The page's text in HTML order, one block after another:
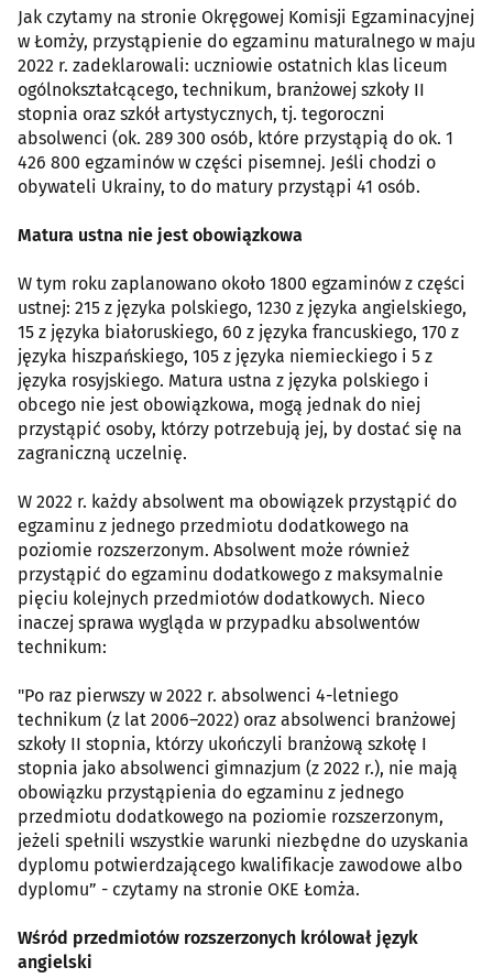
Jak czytamy na stronie Okręgowej Komisji Egzaminacyjnej
w Łomży, przystąpienie do egzaminu maturalnego w maju
2022 r. zadeklarowali: uczniowie ostatnich klas liceum
ogólnokształcącego, technikum, branżowej szkoły II
stopnia oraz szkół artystycznych, tj. tegoroczni
absolwenci (ok. 289 300 osób, które przystąpią do ok. 1
426 800 egzaminów w części pisemnej. Jeśli chodzi o
obywateli Ukrainy, to do matury przystąpi 41 osób.
Matura ustna nie jest obowiązkowa
W tym roku zaplanowano około 1800 egzaminów z części
ustnej: 215 z języka polskiego, 1230 z języka angielskiego,
15 z języka białoruskiego, 60 z języka francuskiego, 170 z
języka hiszpańskiego, 105 z języka niemieckiego i 5 z
języka rosyjskiego. Matura ustna z języka polskiego i
obcego nie jest obowiązkowa, mogą jednak do niej
przystąpić osoby, którzy potrzebują jej, by dostać się na
zagraniczną uczelnię.
W 2022 r. każdy absolwent ma obowiązek przystąpić do
egzaminu z jednego przedmiotu dodatkowego na
poziomie rozszerzonym. Absolwent może również
przystąpić do egzaminu dodatkowego z maksymalnie
pięciu kolejnych przedmiotów dodatkowych. Nieco
inaczej sprawa wygląda w przypadku absolwentów
technikum:
"Po raz pierwszy w 2022 r. absolwenci 4-letniego
technikum (z lat 2006–2022) oraz absolwenci branżowej
szkoły II stopnia, którzy ukończyli branżową szkołę I
stopnia jako absolwenci gimnazjum (z 2022 r.), nie mają
obowiązku przystąpienia do egzaminu z jednego
przedmiotu dodatkowego na poziomie rozszerzonym,
jeżeli spełnili wszystkie warunki niezbędne do uzyskania
dyplomu potwierdzającego kwalifikacje zawodowe albo
dyplomu” - czytamy na stronie OKE Łomża.
Wśród przedmiotów rozszerzonych królował język
angielski